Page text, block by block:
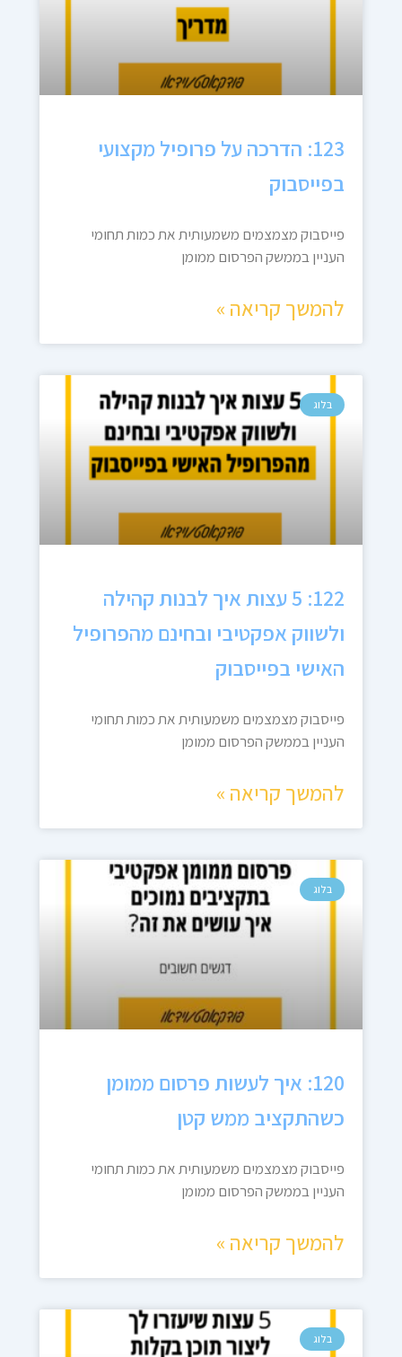
123: הדרכה על פרופיל מקצועי
בפייסבוק
פייסבוק מצמצמים משמעותית את כמות תחומי
העניין בממשק הפרסום ממומן
להמשך קריאה »
בלוג
122: 5 עצות איך לבנות קהילה
ולשווק אפקטיבי ובחינם מהפרופיל
האישי בפייסבוק
פייסבוק מצמצמים משמעותית את כמות תחומי
העניין בממשק הפרסום ממומן
להמשך קריאה »
בלוג
120: איך לעשות פרסום ממומן
כשהתקציב ממש קטן
פייסבוק מצמצמים משמעותית את כמות תחומי
העניין בממשק הפרסום ממומן
להמשך קריאה »
בלוג